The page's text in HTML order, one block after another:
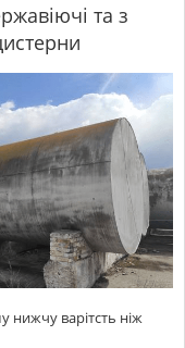
та з
варітсть ніж